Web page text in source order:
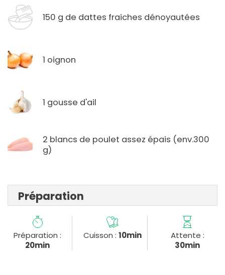
150 g de dattes fraiches dénoyautées
1 oignon
1 gousse d'ail
2 blancs de poulet assez épais (env.300
g)
Préparation
Préparation :
20min
Cuisson : 10min
Attente :
30min